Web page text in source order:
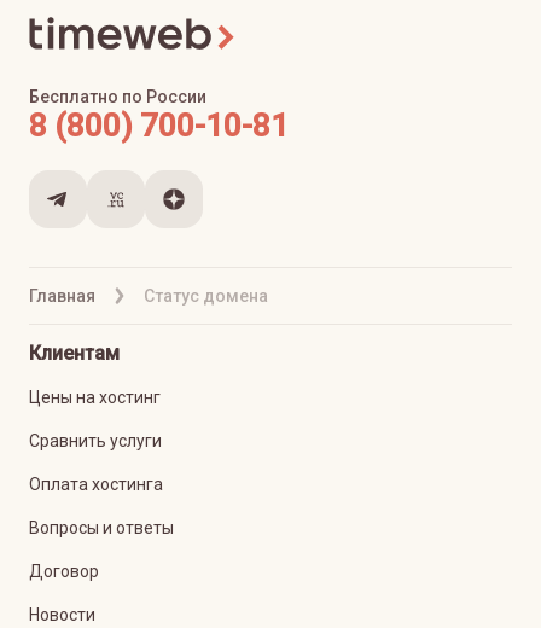
Главная Статус домена
Бесплатно по России
8 (800) 700-10-81
Клиентам
Цены на хостинг
Сравнить услуги
Оплата хостинга
Вопросы и ответы
Договор
Новости